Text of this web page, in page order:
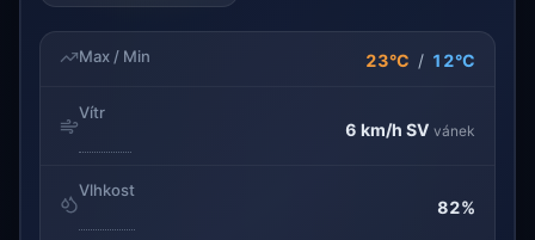
Max / Min 23°C / 12°C
Vítr
6 km/h SV vánek
Vlhkost
82%